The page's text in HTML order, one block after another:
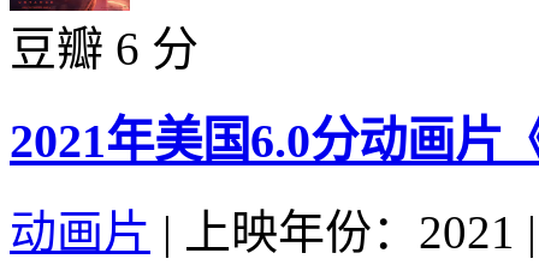
豆瓣 6 分
2021年美国6.0分动画片
动画片 | 上映年份：2021 |